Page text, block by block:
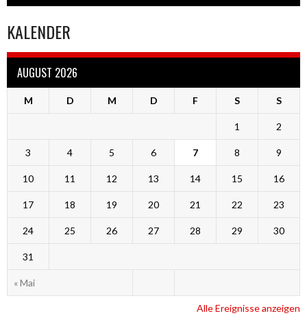
KALENDER
AUGUST 2026
M D M D F S S
« Mai
1 2
3 4 5 6 7 8 9
10 11 12 13 14 15 16
17 18 19 20 21 22 23
24 25 26 27 28 29 30
31
Alle Ereignisse anzeigen